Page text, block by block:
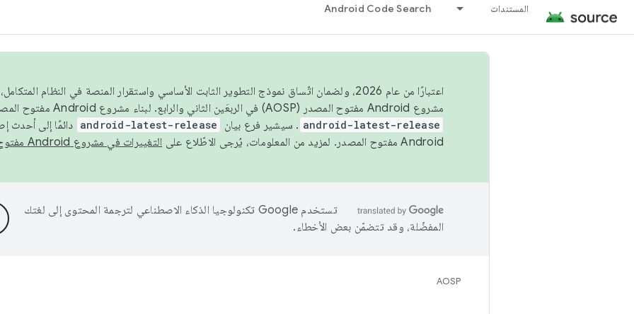
المستندات Android Code Search
اعتبارًا من عام 2026، ولضمان اتّساق نموذج التطوير الثابت الأساسي واستقرار المنصة في النظام
مشروع Android مفتوح المصدر (AOSP) في الربعَين الثاني والرابع. لبناء مشروع Android مفتوح المصدر والمساهمة فيه، استخدِم
android-latest-release . سيشير فرع بيان android-latest-release دائمًا إلى أحدث
Android مفتوح المصدر. لمزيد من المعلومات، يُرجى الاطّلاع على
التغييرات في مشروع Android مفتوح المصدر
تستخدم Google تكنولوجيا الذكاء الاصطناعي لترجمة المحتوى إلى لغتك
المفضّلة، وقد تتضمّن بعض الأخطاء.
AOSP